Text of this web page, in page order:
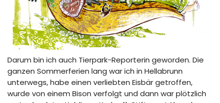
Darum bin ich auch Tierpark-Reporterin geworden. Die
ganzen Sommerferien lang war ich in Hellabrunn
unterwegs, habe einen verliebten Eisbär getroffen,
wurde von einem Bison verfolgt und dann war plötzlich